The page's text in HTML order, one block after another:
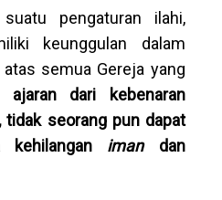
pengaturan ilahi,
keunggulan dalam
semua Gereja yang
ajaran dari kebenaran
tidak seorang pun dapat
kehilangan imandan